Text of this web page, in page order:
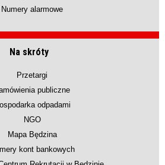
Numery alarmowe
Na skróty
Przetargi
publiczne
odpadami
NGO
Mapa Będzina
kont bankowych